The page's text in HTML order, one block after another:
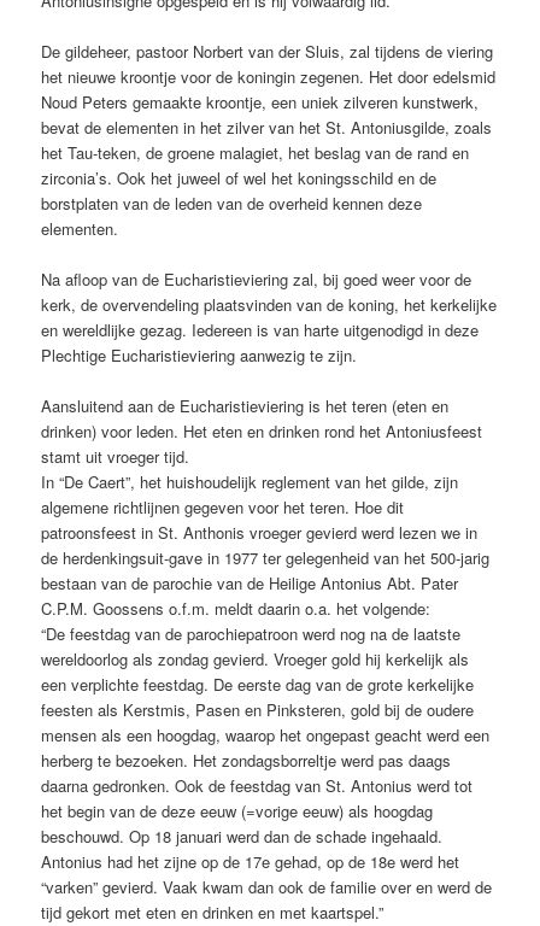
De gildeheer, pastoor Norbert van der Sluis, zal tijdens de viering
het nieuwe kroontje voor de koningin zegenen. Het door edelsmid
Noud Peters gemaakte kroontje, een uniek zilveren kunstwerk,
bevat de elementen in het zilver van het St. Antoniusgilde, zoals
het Tau-teken, de groene malagiet, het beslag van de rand en
zirconia’s. Ook het juweel of wel het koningsschild en de
borstplaten van de leden van de overheid kennen deze
elementen.
Na afloop van de Eucharistieviering zal, bij goed weer voor de
kerk, de overvendeling plaatsvinden van de koning, het kerkelijke
en wereldlijke gezag. Iedereen is van harte uitgenodigd in deze
Plechtige Eucharistieviering aanwezig te zijn.
Aansluitend aan de Eucharistieviering is het teren (eten en
drinken) voor leden. Het eten en drinken rond het Antoniusfeest
stamt uit vroeger tijd.
In “De Caert”, het huishoudelijk reglement van het gilde, zijn
algemene richtlijnen gegeven voor het teren. Hoe dit
patroonsfeest in St. Anthonis vroeger gevierd werd lezen we in
de herdenkingsuit-gave in 1977 ter gelegenheid van het 500-jarig
bestaan van de parochie van de Heilige Antonius Abt. Pater
C.P.M. Goossens o.f.m. meldt daarin o.a. het volgende:
“De feestdag van de parochiepatroon werd nog na de laatste
wereldoorlog als zondag gevierd. Vroeger gold hij kerkelijk als
een verplichte feestdag. De eerste dag van de grote kerkelijke
feesten als Kerstmis, Pasen en Pinksteren, gold bij de oudere
mensen als een hoogdag, waarop het ongepast geacht werd een
herberg te bezoeken. Het zondagsborreltje werd pas daags
daarna gedronken. Ook de feestdag van St. Antonius werd tot
het begin van de deze eeuw (=vorige eeuw) als hoogdag
beschouwd. Op 18 januari werd dan de schade ingehaald.
Antonius had het zijne op de 17e gehad, op de 18e werd het
“varken” gevierd. Vaak kwam dan ook de familie over en werd de
tijd gekort met eten en drinken en met kaartspel.”